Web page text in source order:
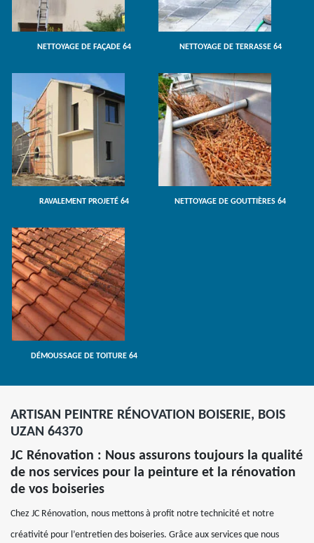
NETTOYAGE DE FAÇADE 64 NETTOYAGE DE TERRASSE 64
RAVALEMENT PROJETÉ 64 NETTOYAGE DE GOUTTIÈRES 64
DÉMOUSSAGE DE TOITURE 64
ARTISAN PEINTRE RÉNOVATION BOISERIE, BOIS
UZAN 64370
JC Rénovation : Nous assurons toujours la qualité
de nos services pour la peinture et la rénovation
de vos boiseries
Chez JC Rénovation, nous mettons à profit notre technicité et notre
créativité pour l’entretien des boiseries. Grâce aux services que nous